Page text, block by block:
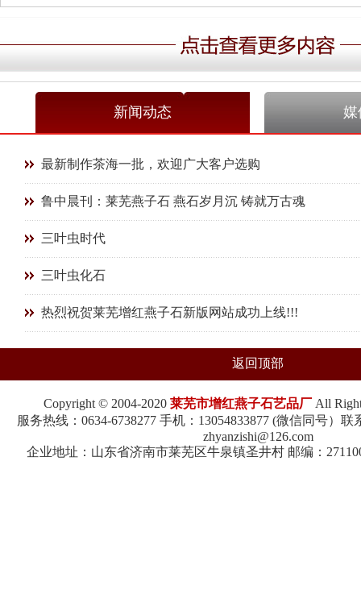
新闻动态 媒
最新制作茶海一批，欢迎广大客户选购
鲁中晨刊：莱芜燕子石 燕石岁月沉 铸就万古魂
三叶虫时代
三叶虫化石
热烈祝贺莱芜增红燕子石新版网站成功上线!!!
返回顶部
Copyright © 2004-2020 莱芜市增红燕子石艺品厂All
服务热线：0634-6738277 手机：13054833877 (微信同号）
zhyanzishi@126.com
企业地址：山东省济南市莱芜区牛泉镇圣井村 邮编：